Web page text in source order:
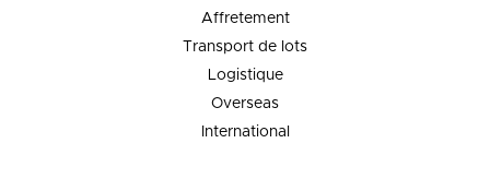
Affretement
Transport de lots
Logistique
Overseas
International